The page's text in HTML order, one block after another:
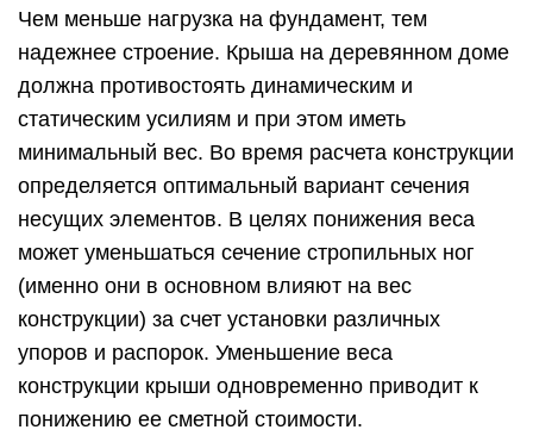
Чем меньше нагрузка на фундамент, тем
надежнее строение. Крыша на деревянном доме
должна противостоять динамическим и
статическим усилиям и при этом иметь
минимальный вес. Во время расчета конструкции
определяется оптимальный вариант сечения
несущих элементов. В целях понижения веса
может уменьшаться сечение стропильных ног
(именно они в основном влияют на вес
конструкции) за счет установки различных
упоров и распорок. Уменьшение веса
конструкции крыши одновременно приводит к
понижению ее сметной стоимости.